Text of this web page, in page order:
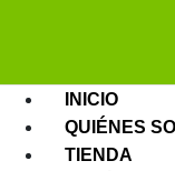
INICIO
QUIÉNES
TIENDA